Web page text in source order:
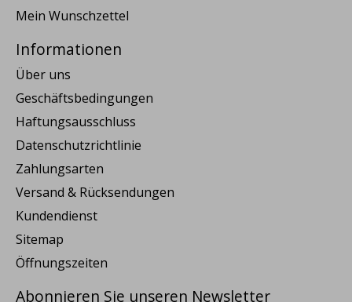
Mein Wunschzettel
Informationen
Über uns
Geschäftsbedingungen
Haftungsausschluss
Datenschutzrichtlinie
Zahlungsarten
Versand & Rücksendungen
Kundendienst
Sitemap
Öffnungszeiten
Abonnieren Sie unseren Newsletter